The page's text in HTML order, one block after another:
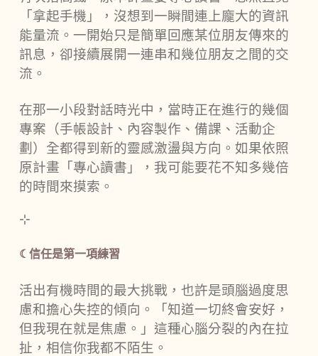
「拿起手機」，沒想到一瞬間連上龐大的資訊
能量流。一開始只是簡單回應某位朋友傳來的
訊息，卻接續展開一連串和幾位朋友之間的交
流。
在那一小段對話時光中，當時正在進行的幾個
專案（手帳設計、內容製作、備課、活動企
劃）全都得到新的靈感激盪與方向。如果依照
原計畫「專心讀書」，我可能要花不知多幾倍
的時間來摸索。
⊹
☾信任是第一項練習
活出有機時間的最大挑戰，也許是頭腦過度思
慮和擔心失控的傾向。「知道一切終會安好，
但我現在就是焦慮。」這種心腦分裂的內在拉
扯，相信你我都不陌生。